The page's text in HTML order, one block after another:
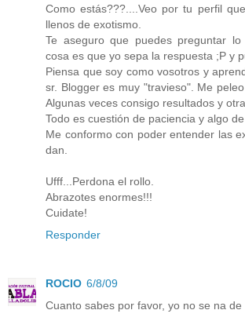
Como estás???....Veo por tu perfil
llenos de exotismo.
Te aseguro que puedes preguntar lo
cosa es que yo sepa la respuesta ;P y
Piensa que soy como vosotros y
sr. Blogger es muy "travieso". Me
Algunas veces consigo resultados y
Todo es cuestión de paciencia y algo de
Me conformo con poder entender las
dan.
Ufff...Perdona el rollo.
Abrazotes enormes!!!
Cuidate!
Responder
ROCIO 6/8/09
Cuanto sabes por favor, yo no se na de